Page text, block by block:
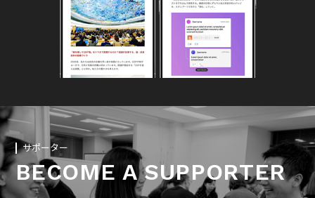
サポーター
BECOME A SUPPORTER